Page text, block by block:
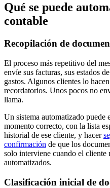
Qué se puede
contable
Recopilación de
El proceso más repetitivo del
envíe sus facturas, sus estados
gastos. Algunos clientes lo
recordatorios. Unos pocos no
llama.
Un sistema automatizado puede
momento correcto, con la lista
historial de ese cliente, y hacer
confirmación de que los
solo interviene cuando el cliente
automatizados.
Clasificación inicial de